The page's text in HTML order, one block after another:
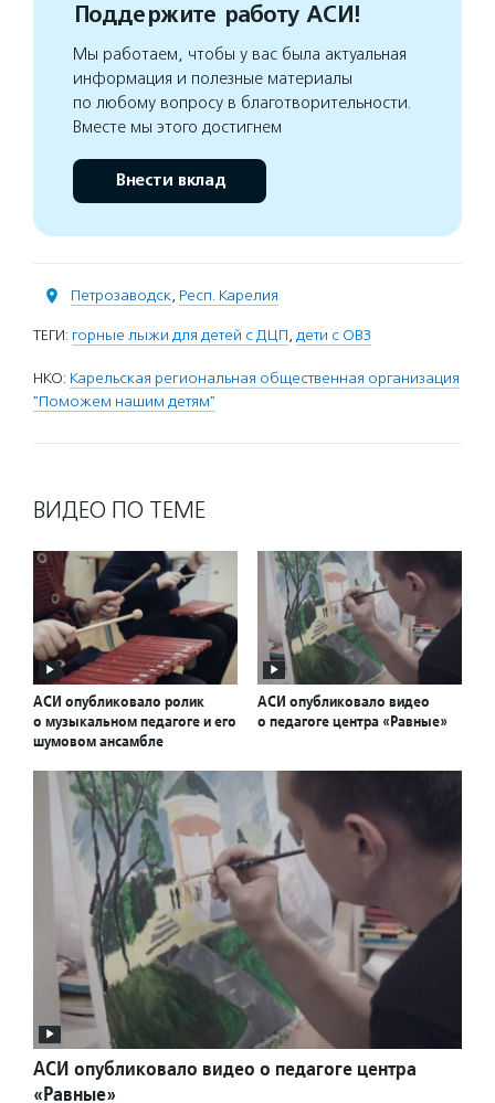
Поддержите работу АСИ!
Мы работаем, чтобы у вас была актуальная
информация и полезные материалы
по любому вопросу в благотворительности.
Вместе мы этого достигнем
Внести вклад
Петрозаводск, Респ. Карелия
ТЕГИ: горные лыжи для детей с ДЦП, дети с ОВЗ
НКО: Карельская региональная общественная организация
"Поможем нашим детям"
ВИДЕО ПО ТЕМЕ
АСИ опубликовало ролик
о музыкальном педагоге и его
шумовом ансамбле
АСИ опубликовало видео
о педагоге центра «Равные»
АСИ опубликовало видео о педагоге центра
«Равные»